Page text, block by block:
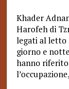
Khader
Harofeh di
legati al letto
giorno e
hanno